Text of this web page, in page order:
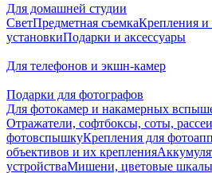
Для домашней студии
СветПредметная съемкаКрепления и
установкиПодарки и аксессуары
Для телефонов и экшн-камер
Подарки для фотографов
Для фотокамер и накамерных
Отражатели, софтбоксы, соты,
фотовспышкуКрепления для
объективов и их крепления
устройстваМишени, цветовые